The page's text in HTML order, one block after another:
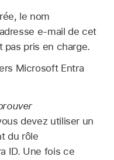
le nom
e‑mail de cet
pas pris en charge.
Microsoft Entra
devez utiliser un
du rôle
ID. Une fois ce